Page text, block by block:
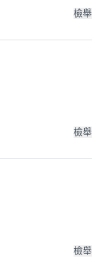
檢舉
檢舉
檢舉